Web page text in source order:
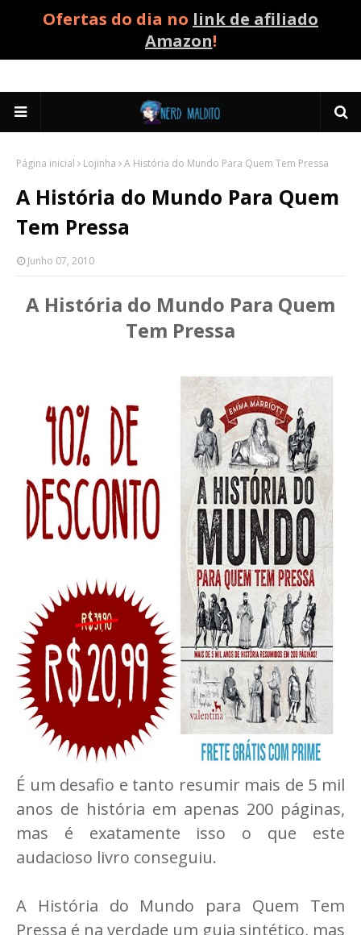
Ofertas do dia no link de afiliado
Amazon!
Página inicial Lojinha A História do Mundo Para Quem Tem Pressa
A História do Mundo Para Quem
Tem Pressa
Junho 07, 2010
A História do Mundo Para Quem
Tem Pressa
É um desafio e tanto resumir mais de 5 mil
anos de história em apenas 200 páginas,
mas é exatamente isso o que este
audacioso livro conseguiu.
A História do Mundo para Quem Tem
Pressa é na verdade um guia sintético, mas